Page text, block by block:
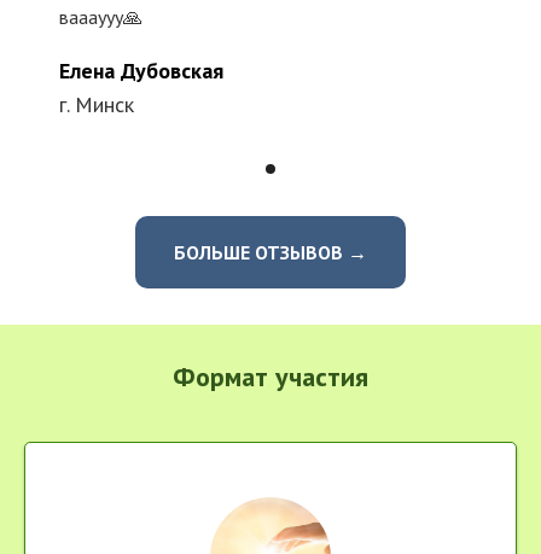
ваааууу🙏
Елена Дубовская
г. Минск
БОЛЬШЕ ОТЗЫВОВ →
Формат участия